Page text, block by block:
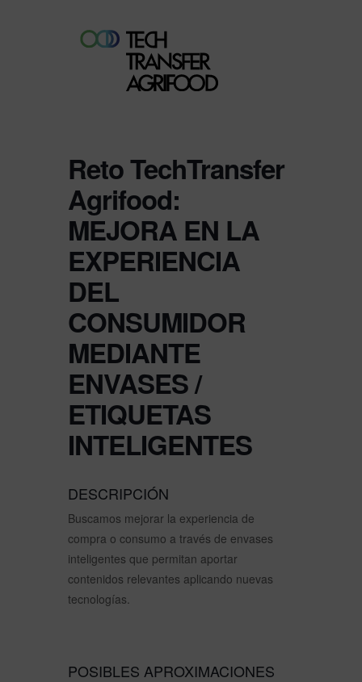
Reto TechTransfer
Agrifood:
MEJORA EN LA
EXPERIENCIA
DEL
CONSUMIDOR
MEDIANTE
ENVASES /
ETIQUETAS
INTELIGENTES
DESCRIPCIÓN
Buscamos mejorar la experiencia de
compra o consumo a través de envases
inteligentes que permitan aportar
contenidos relevantes aplicando nuevas
tecnologías.
POSIBLES APROXIMACIONES